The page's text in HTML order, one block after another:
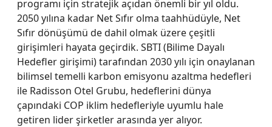
programı için stratejik açıdan önemli bir yıl oldu.
2050 yılına kadar Net Sıfır olma taahhüdüyle, Net
Sıfır dönüşümü de dahil olmak üzere çeşitli
girişimleri hayata geçirdik. SBTI (Bilime Dayalı
Hedefler girişimi) tarafından 2030 yılı için onaylanan
bilimsel temelli karbon emisyonu azaltma hedefleri
ile Radisson Otel Grubu, hedeflerini dünya
çapındaki COP iklim hedefleriyle uyumlu hale
getiren lider şirketler arasında yer alıyor.